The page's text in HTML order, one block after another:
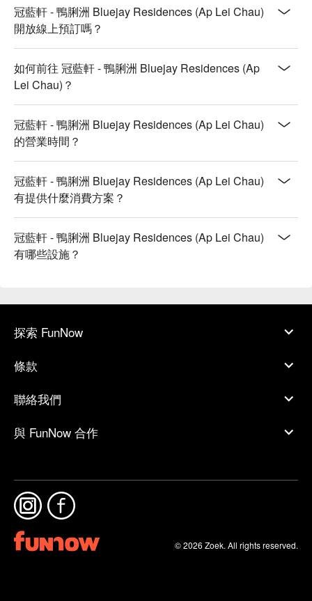
冠藍軒 - 鴨脷洲 Bluejay Residences (Ap Lei Chau)
開放線上預訂嗎？
如何前往 冠藍軒 - 鴨脷洲 Bluejay Residences (Ap
Lei Chau)？
冠藍軒 - 鴨脷洲 Bluejay Residences (Ap Lei Chau)
的營業時間？
冠藍軒 - 鴨脷洲 Bluejay Residences (Ap Lei Chau)
有提供什麼消費方案？
冠藍軒 - 鴨脷洲 Bluejay Residences (Ap Lei Chau)
有哪些設施？
探索 FunNow
條款
聯絡我們
與 FunNow 合作
© 2026 Zoek. All rights reserved.